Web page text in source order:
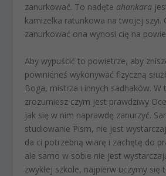
zanurkować. To nadęte ahankara
kamizelka ratunkowa na twojej szyi.
zanurkować ona wynosi cię na
Aby wypuścić to powietrze, aby
powinieneś wykonywać fizyczną
Boga, mistrza i innych sadhaków. W
zrozumiesz czym jest prawdziwy
jak się w nim naprawdę zanurzyć.
studiowanie Pism, nie jest
da ci potrzebną wiarę i zachętę do
ale samo w sobie nie jest
zwykłej szkole, najpierw uczymy się